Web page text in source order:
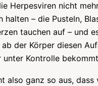
Herpesviren nicht
halten – die Pusteln,
tauchen auf – und
ab der Körper diesen
unter Kontrolle
also ganz so aus, dass